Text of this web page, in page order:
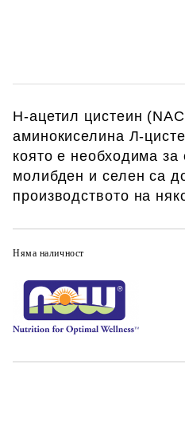
Н-ацетил цистеин
аминокиселина Л-
която е необходима за
молибден и селен са
производството на
Няма наличност